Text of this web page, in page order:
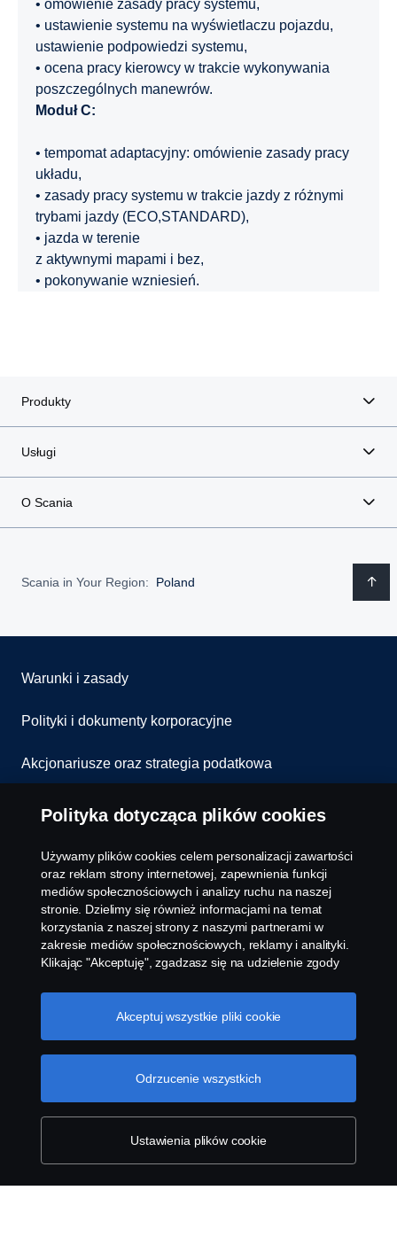
• omówienie zasady pracy systemu,
• ustawienie systemu na wyświetlaczu pojazdu,
ustawienie podpowiedzi systemu,
• ocena pracy kierowcy w trakcie wykonywania
poszczególnych manewrów.
Moduł C:
• tempomat adaptacyjny: omówienie zasady pracy
układu,
• zasady pracy systemu w trakcie jazdy z różnymi
trybami jazdy (ECO,STANDARD),
• jazda w terenie
z aktywnymi mapami i bez,
• pokonywanie wzniesień.
Produkty
Usługi
O Scania
Scania in Your Region: Poland
Warunki i zasady
Polityki i dokumenty korporacyjne
Akcjonariusze oraz strategia podatkowa
Informowanie o nieprawidłowościach
Kontakt
Komunikaty
Ustawienie plików cookies
© Copyright Scania 2026 All rights reserved. Scania
Polska S.A. Al. Katowicka 316, 05-830 Nadarzyn,
Polska Tel: +48 22 356 01 00
Polityka dotycząca plików cookies
Używamy plików cookies celem personalizacji zawartości
oraz reklam strony internetowej, zapewnienia funkcji
mediów społecznościowych i analizy ruchu na naszej
stronie. Dzielimy się również informacjami na temat
korzystania z naszej strony z naszymi partnerami w
zakresie mediów społecznościowych, reklamy i analityki.
Klikając "Akceptuję", zgadzasz się na udzielenie zgody
się informacjami. Możesz również zarządzać swoimi
plikami cookies, klikając na "Ustawienia plików cookies" i
sekcję dotyczącą plików cookies, którą można znaleźć
klikając na link poniżej tego tekstu. Cookie policy
Ustawienia plików cookie
Odrzucenie wszystkich
Akceptuj wszystkie pliki cookie